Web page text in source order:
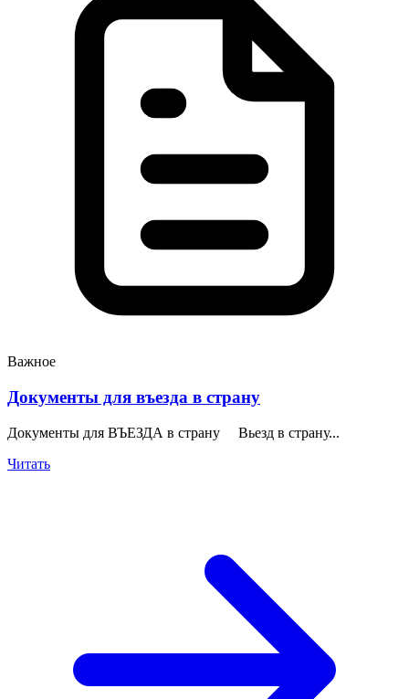
Важное
Документы для въезда в страну
Документы для ВЪЕЗДА в страну Вьезд в страну...
Читать